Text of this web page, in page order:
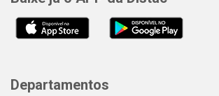
Departamentos